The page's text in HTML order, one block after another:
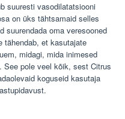
suuresti vasodilatatsiooni
on üks tähtsamaid selles
suurendada oma veresooned
tähendab, et kasutajate
midagi, mida inimesed
See pole veel kõik, sest Citrus
koguseid kasutaja